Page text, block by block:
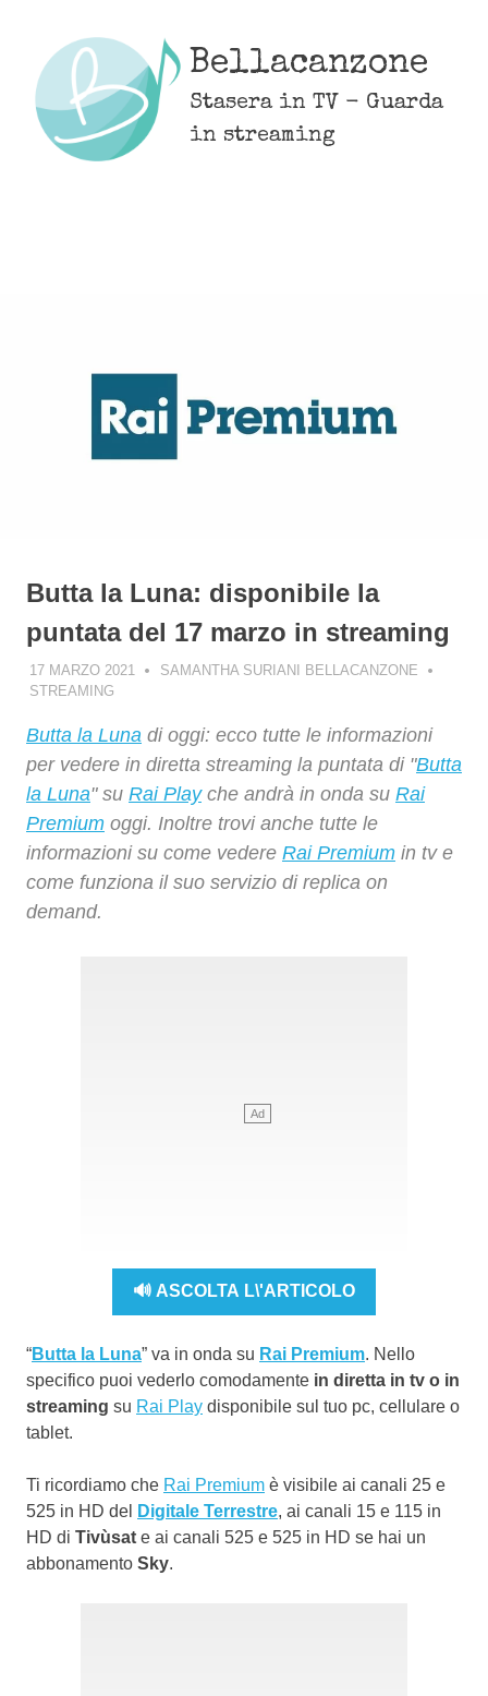
content
Bellacanzone
Stasera in TV - Guarda
in streaming
Butta la Luna: disponibile la
puntata del 17 marzo in streaming
17 MARZO 2021
SAMANTHA SURIANI BELLACANZONE
STREAMING
Butta la Luna di oggi: ecco tutte le informazioni
per vedere in diretta streaming la puntata di "Butta
la Luna" su Rai Playche andrà in onda su Rai
Premium oggi. Inoltre trovi anche tutte le
informazioni su come vedere Rai Premium in tv e
come funziona il suo servizio di replica on
demand.
🔊 ASCOLTA L\'ARTICOLO
“Butta la Luna” va in onda su Rai Premium. Nello
specifico puoi vederlo comodamente in diretta in tv o in
streaming su Rai Play disponibile sul tuo pc, cellulare o
tablet.
Ti ricordiamo che Rai Premium è visibile ai canali 25 e
525 in HD del
Digitale Terrestre, ai canali 15 e 115 in
HD di Tivùsat e ai canali 525 e 525 in HD se hai un
abbonamento Sky.